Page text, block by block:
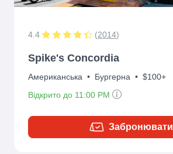
4.4 (2014)
Spike's Concordia
Американська • Бургерна • $100+
Відкрито до 11:00 PM
Забронювати